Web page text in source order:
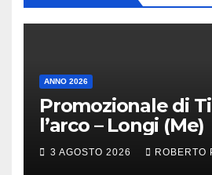
ANNO 2026
Promozionale di
l’arco – Longi (Me)
3 AGOSTO 2026 ROBERTO